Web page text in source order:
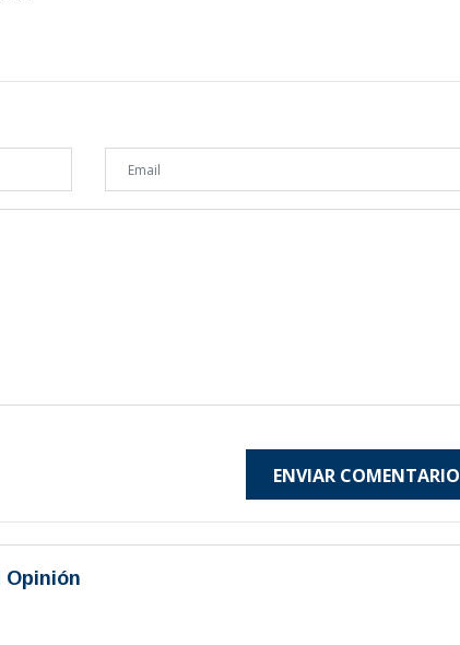
ENVIAR COMENTARIO
Opinión